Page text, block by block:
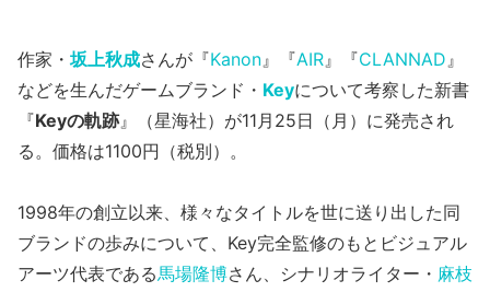
作家・ 坂上秋成さんが『Kanon』『AIR』『CLANNAD』
などを生んだゲームブランド・ Keyについて考察した新書
『Keyの軌跡』（星海社）が11月25日（月）に発売され
る。価格は1100円（税別）。
1998年の創立以来、様々なタイトルを世に送り出した同
ブランドの歩みについて、Key完全監修のもとビジュアル
アーツ代表である馬場隆博さん、シナリオライター・ 麻枝